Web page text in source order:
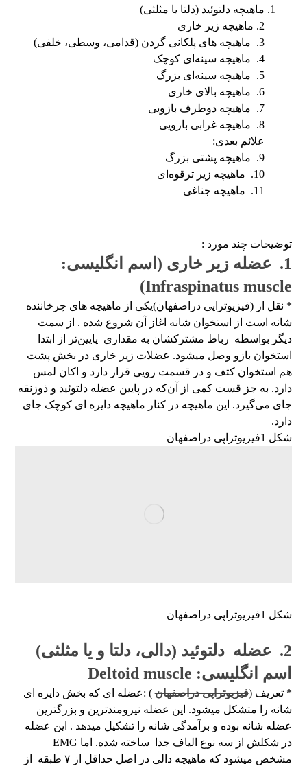
ماهیچه دلتوئید (دلتا یا مثلثی)
2. ماهیچه زیر خاری
3. ماهیچه های پلکانی گردن (قدامی، وسطی، خلفی)
4. ماهیچه سینه‌ای کوچک
5. ماهیچه سینه‌ای بزرگ
6. ماهیچه بالای خاری
7. ماهیچه دوطرف بازویی
8. ماهیچه غرابی بازویی
علائم بعدی:
9. ماهیچه پشتی بزرگ
10. ماهیچه زیر ترقوه‌ای
11. ماهیچه جناغی
توضیحات چند مورد :
1. عضله زیر خاری (اسم انگلیسی:
Infraspinatus muscle)
* نقل از (فیزیوتراپی دراصفهان)یکی از ماهیچه های چرخاننده
شانه است از استخوان شانه اغاز آن شروع‌ شده . از سمت
دیگر بواسطه رباط مشترکشان به مقداری پایین‌تر از ابتدا
استخوان بازو وصل میشود. عضلات زیر خاری در بخش پشت
هم استخوان کتف و در قسمت رویی قرار دارد و اکان لمس
دارد. به جز قست کمی از آن‌که در پایین عضله دلتوئید و ذوزنقه
جای می‌گیرد. این ماهیچه در کنار ماهیچه دایره ای کوچک جای
دارد.
شکل 1فیزیوتراپی دراصفهان
شکل 1فیزیوتراپی دراصفهان
2. عضله دلتوئید (دالی، دلتا و یا مثلثی)
اسم انگلیسی: Deltoid muscle
* تعریف (فیزیوتراپی دراصفهان) :عضله ای که بخش دایره ای
شانه را متشکل میشود. این عضله نیرومندترین و بزرگترین
عضله شانه بوده و برآمدگی شانه را تشکیل میدهد . این عضله
در شکلش از سه نوع الیاف جدا ساخته شده. اما EMG
مشخص میشود که ماهیچه دالی در اصل حداقل از ۷ طبقه از